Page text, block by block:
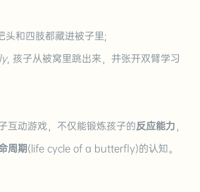
头和四肢都藏进被子里;
y, 孩子从被窝里跳出来，并张开双臂学习
互动游戏，不仅能锻炼孩子的反应能力
周期(life cycle of a butterfly)的认知。